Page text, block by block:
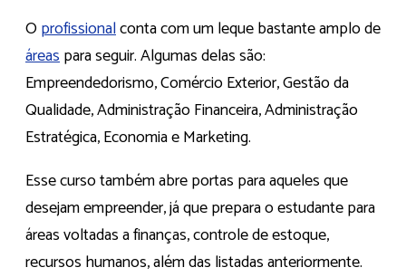
O profissionalconta com um leque bastante amplo de
áreaspara seguir. Algumas delas são:
Empreendedorismo, Comércio Exterior, Gestão da
Qualidade, Administração Financeira, Administração
Estratégica, Economia e Marketing.
Esse curso também abre portas para aqueles que
desejam empreender, já que prepara o estudante para
áreas voltadas a finanças, controle de estoque,
recursos humanos, além das listadas anteriormente.